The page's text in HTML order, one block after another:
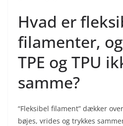
Hvad er
filamenter,
TPE og TPU
samme?
“Fleksibel filament” dækker
bøjes, vrides og trykkes